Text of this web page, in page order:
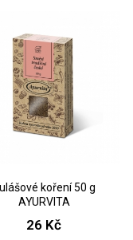
koření 50 g
AYURVITA
26 Kč